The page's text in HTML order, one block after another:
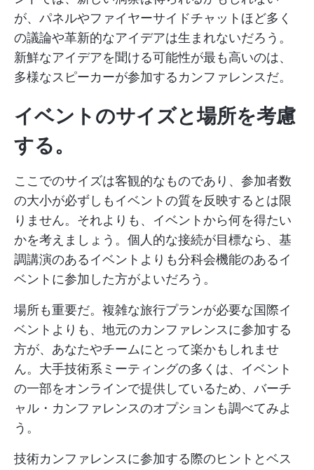
が、パネルやファイヤーサイドチャットほど多く
の議論や革新的なアイデアは生まれないだろう。
新鮮なアイデアを聞ける可能性が最も高いのは、
多様なスピーカーが参加するカンファレンスだ。
イベントのサイズと場所を考慮
する。
ここでのサイズは客観的なものであり、参加者数
の大小が必ずしもイベントの質を反映するとは限
りません。それよりも、イベントから何を得たい
かを考えましょう。個人的な接続が目標なら、基
調講演のあるイベントよりも分科会機能のあるイ
ベントに参加した方がよいだろう。
場所も重要だ。複雑な旅行プランが必要な国際イ
ベントよりも、地元のカンファレンスに参加する
方が、あなたやチームにとって楽かもしれませ
ん。大手技術系ミーティングの多くは、イベント
の一部をオンラインで提供しているため、バーチ
ャル・カンファレンスのオプションも調べてみよ
う。
技術カンファレンスに参加する際のヒントとベス